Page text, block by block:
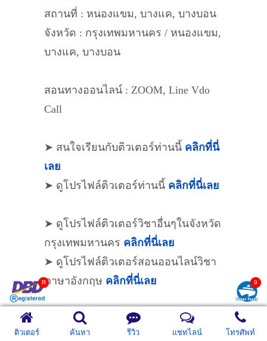
สถานที่ : หนองแขม, บางแค, บางบอน
จังหวัด : กรุงเทพมหานคร / หนองแขม,
บางแค, บางบอน
สอนทางออนไลน์ : ZOOM, Line Vdo
Call
➤ สนใจเรียนกับติวเตอร์ท่านนี้ คลิกที่นี่
เลย
➤ ดูโปรไฟล์ติวเตอร์ท่านนี้ คลิกที่นี่เลย
➤ ดูโปรไฟล์ติวเตอร์วิชาอื่นๆในจังหวัด
กรุงเทพมหานคร คลิกที่นี่เลย
➤ ดูโปรไฟล์ติวเตอร์สอนออนไลน์วิชา
ภาษาอังกฤษ คลิกที่นี่เลย
------------------,
ข้อมูลติวเตอร์
ติวเตอร์ ค้นหา รีวิว แชทไลน์ โทรศัพท์